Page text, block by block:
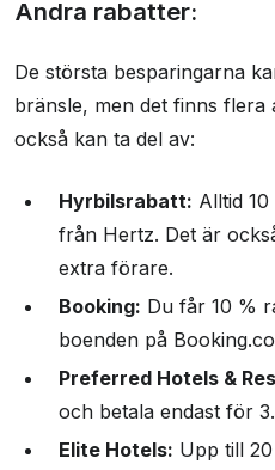
Andra rabatter:
De största besparingarna
bränsle, men det finns
också kan ta del av:
Hyrbilsrabatt: Alltid
från Hertz. Det är
extra förare.
Booking: Du får 10 %
boenden på
Preferred Hotels &
och betala endast för 3.
Elite Hotels: Upp till